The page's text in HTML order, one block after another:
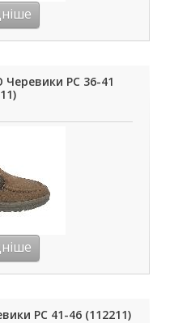
Черевики РС 36-41
РС 41-46 (112211)